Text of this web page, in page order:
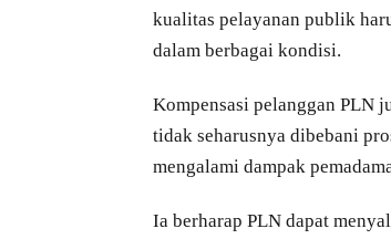
kualitas pelayanan publik
dalam berbagai kondisi.
Kompensasi pelanggan PLN
tidak seharusnya dibebani
mengalami dampak
Ia berharap PLN dapat